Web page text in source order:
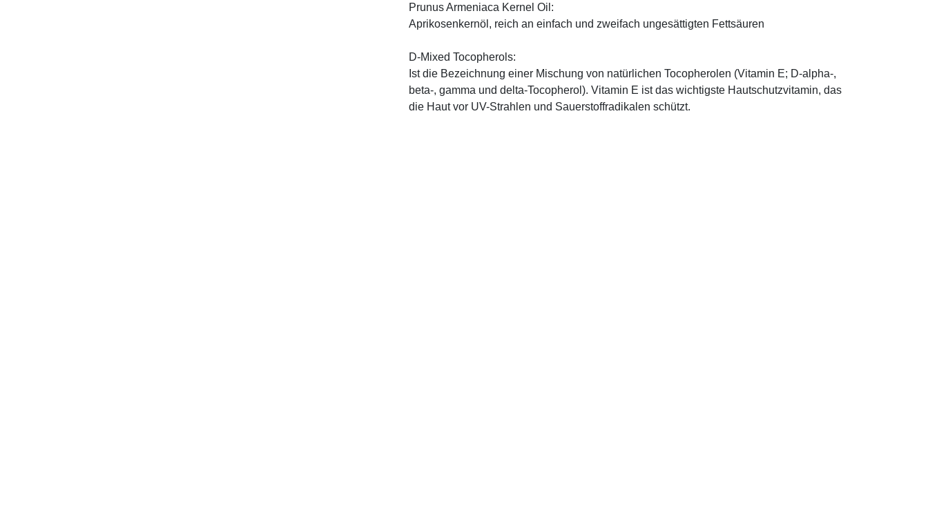
Prunus Armeniaca Kernel Oil:
Aprikosenkernöl, reich an einfach und zweifach ungesättigten Fettsäuren
D-Mixed Tocopherols:
Ist die Bezeichnung einer Mischung von natürlichen Tocopherolen (Vitamin E; D-alpha-,
beta-, gamma und delta-Tocopherol). Vitamin E ist das wichtigste Hautschutzvitamin, das
die Haut vor UV-Strahlen und Sauerstoffradikalen schützt.